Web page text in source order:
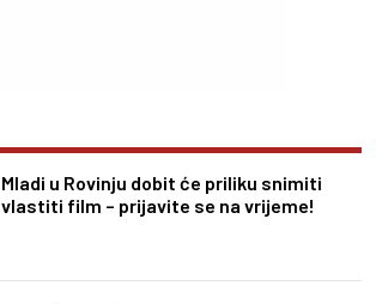
Mladi u Rovinju dobit će priliku snimiti
vlastiti film – prijavite se na vrijeme!